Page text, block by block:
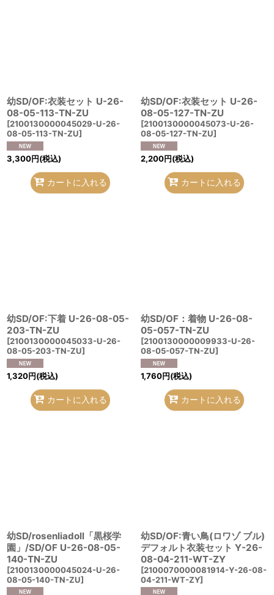
幼SD/OF:衣装セット U-26-
08-05-113-TN-ZU
[2100130000045029-U-26-
08-05-113-TN-ZU]
3,300円(税込)
カートに入れる
幼SD/OF:衣装セット U-26-
08-05-127-TN-ZU
[2100130000045073-U-26-
08-05-127-TN-ZU]
2,200円(税込)
カートに入れる
幼SD/OF:下着 U-26-08-05-
203-TN-ZU
[2100130000045033-U-26-
08-05-203-TN-ZU]
1,320円(税込)
カートに入れる
幼SD/OF：着物 U-26-08-
05-057-TN-ZU
[2100130000009933-U-26-
08-05-057-TN-ZU]
1,760円(税込)
カートに入れる
幼SD/rosenliadoll「黒桜学
園」/SD/OF U-26-08-05-
140-TN-ZU
[2100130000045024-U-26-
08-05-140-TN-ZU]
幼SD/OF:青い鳥(ロワゾ ブル)
デフォルト衣装セット Y-26-
08-04-211-WT-ZY
[2100070000081914-Y-26-08-
04-211-WT-ZY]